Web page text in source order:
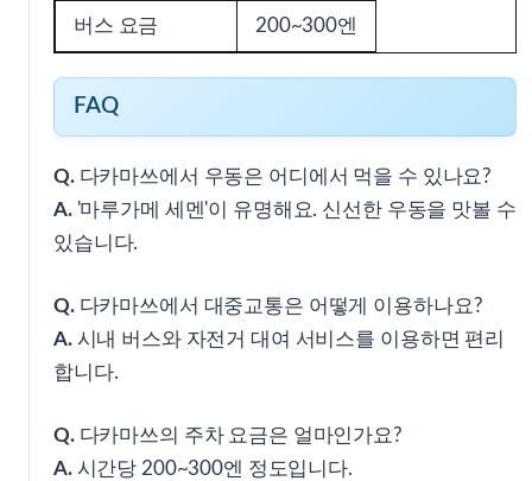
버스 요금 200~300엔
FAQ
Q.다카마쓰에서 우동은 어디에서 먹을 수 있나요?
A.'마루가메 세멘'이 유명해요. 신선한 우동을 맛볼 수
있습니다.
Q.다카마쓰에서 대중교통은 어떻게 이용하나요?
A.시내 버스와 자전거 대여 서비스를 이용하면 편리
합니다.
Q.다카마쓰의 주차 요금은 얼마인가요?
A.시간당 200~300엔 정도입니다.